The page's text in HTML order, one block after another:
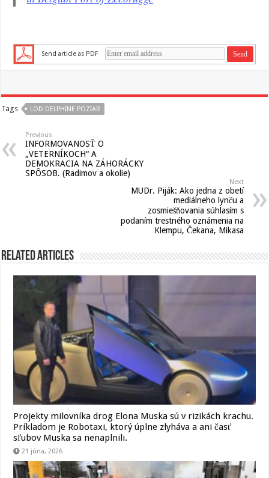
Send article as PDF
Tags LOD DELPHINE POZIAR
Previous
INFORMOVANOSŤ O
„VETERNÍKOCH“ A
DEMOKRACIA NA ZÁHORÁCKY
SPÔSOB. (Radimov a okolie)
Next
MUDr. Piják: Ako jedna z obetí
mediálneho lynču a
zosmiešňovania súhlasím s
podaním trestného oznámenia na
Klempu, Čekana, Mikasa
Related Articles
Projekty milovníka drog Elona Muska sú v rizikách krachu.
Príkladom je Robotaxi, ktorý úplne zlyháva a ani časť
sľubov Muska sa nenaplnili.
21 júna, 2026